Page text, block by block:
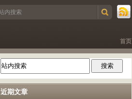
首页
近期文章